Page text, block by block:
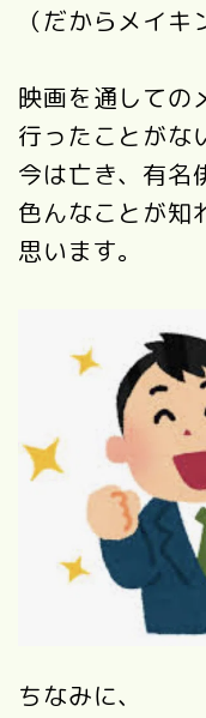
（だからメイキ
映画を通しての
行ったことがな
今は亡き、有名
色んなことが知
思います。
ちなみに、